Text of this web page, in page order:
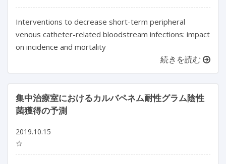
Interventions to decrease short-term peripheral
venous catheter-related bloodstream infections: impact
on incidence and mortality
続きを読む
集中治療室におけるカルバペネム耐性グラム陰性
菌獲得の予測
2019.10.15
☆